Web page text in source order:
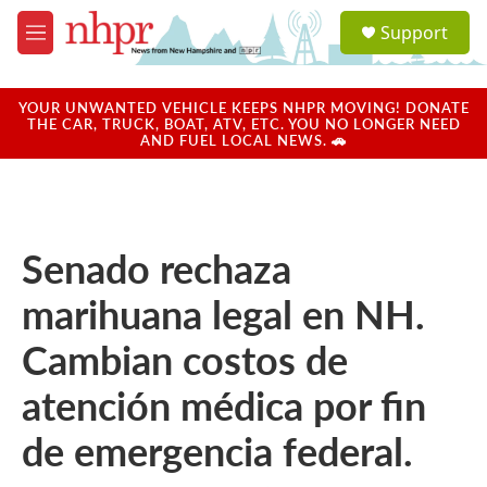
Skip to main content
M
e
u
a
u
Support
YOUR UNWANTED VEHICLE KEEPS NHPR MOVING! DONATE
THE CAR, TRUCK, BOAT, ATV, ETC. YOU NO LONGER NEED
AND FUEL LOCAL NEWS. 🚗
Senado rechaza
marihuana legal en NH.
Cambian costos de
atención médica por fin
de emergencia federal.